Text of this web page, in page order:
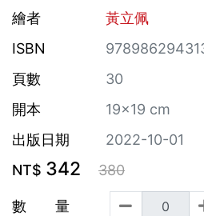
繪者
黃立佩
ISBN
頁數
30
開本
19×19 cm
出版日期
2022-10-01
NT$ 342 380
數 量